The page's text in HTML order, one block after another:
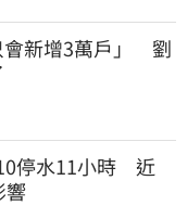
新增3萬戶」　劉
停水11小時　近
響